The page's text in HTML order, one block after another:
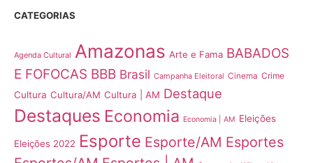
CATEGORIAS
Agenda Cultural Amazonas Arte e Fama BABADOS
E FOFOCAS BBB Brasil Campanha Eleitoral Cinema Crime
Cultura Cultura/AM Cultura | AM Destaque
Destaques Economia Economia | AM Eleições
Eleições 2022 Esporte Esporte/AM Esportes